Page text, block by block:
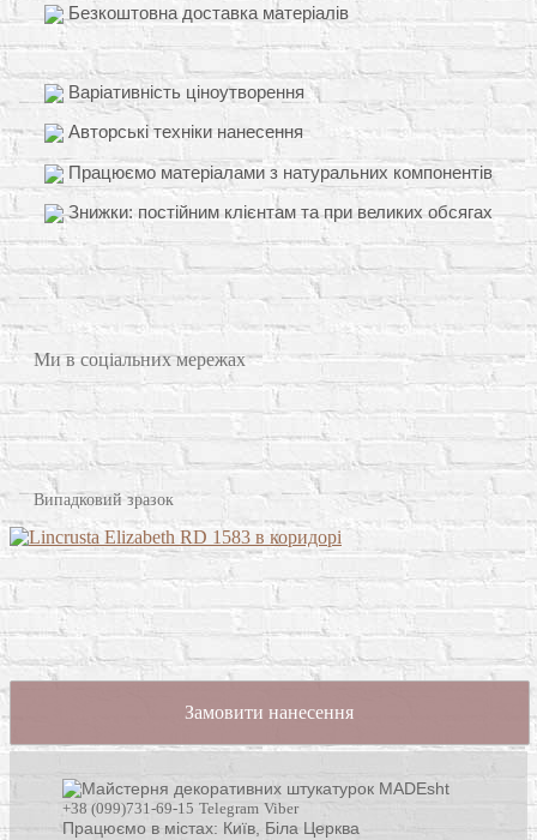
Безкоштовна доставка матеріалів
Варіативність ціноутворення
Авторські техніки нанесення
Працюємо матеріалами з натуральних компонентів
Знижки: постійним клієнтам та при великих обсягах
Ми в соціальних мережах
Випадковий зразок
Замовити нанесення
+38 (099)731-69-15 Telegram Viber
Працюємо в містах: Київ, Біла Церква